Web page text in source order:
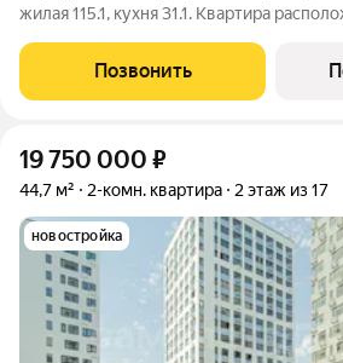
жилая 115.1, кухня 31.1. Квартира
кв. 2029 года. Высота потолка до 3.65
4,5 м в
Позвонить
19 750 000 ₽
44,7 м² 2-комн. квартира 2 этаж из 17
новостройка